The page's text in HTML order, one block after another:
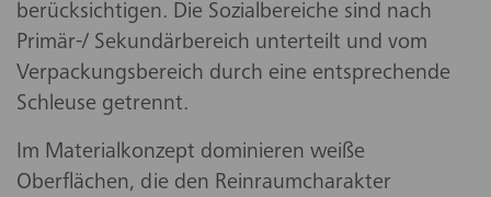
berücksichtigen. Die Sozialbereiche sind nach
Primär-/ Sekundärbereich unterteilt und vom
Verpackungsbereich durch eine entsprechende
Schleuse getrennt.
Im Materialkonzept dominieren weiße
Oberflächen, die den Reinraumcharakter